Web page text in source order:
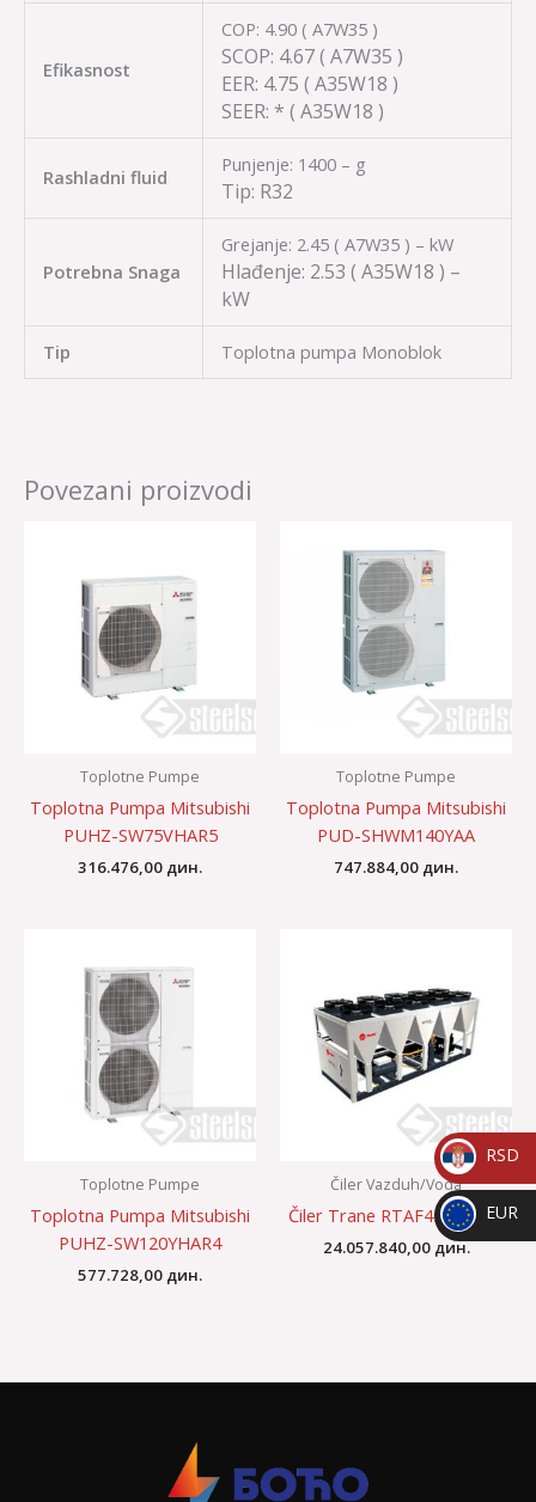
Efikasnost
COP: 4.90 ( A7W35 )
SCOP: 4.67( A7W35 )
EER: 4.75 ( A35W18 )
SEER: * ( A35W18 )
Rashladni fluid
Punjenje: 1400 – g
Tip: R32
Potrebna Snaga
Grejanje: 2.45 ( A7W35 ) – kW
Hlađenje: 2.53 ( A35W18 ) –
kW
Tip Toplotna pumpa Monoblok
Povezani proizvodi
Toplotne Pumpe
Toplotna Pumpa Mitsubishi
PUHZ-SW75VHAR5
316.476,00 дин.
Toplotne Pumpe
Toplotna Pumpa Mitsubishi
PUD-SHWM140YAA
747.884,00 дин.
Toplotne Pumpe
Toplotna Pumpa Mitsubishi
PUHZ-SW120YHAR4
577.728,00 дин.
Čiler Vazduh/Voda
Čiler Trane RTAF450 XE LN
24.057.840,00 дин.
_
RSD
RSD
_
EUR